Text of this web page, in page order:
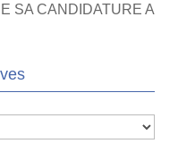
SA CANDIDATURE A